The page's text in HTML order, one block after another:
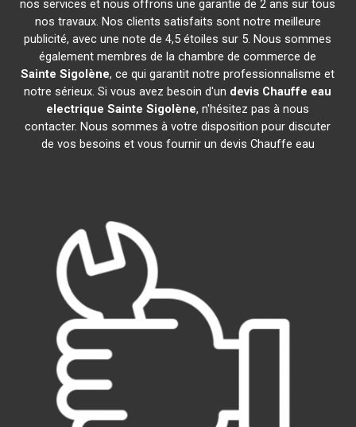
nos services et nous offrons une garantie de 2 ans sur tous
nos travaux. Nos clients satisfaits sont notre meilleure
publicité, avec une note de 4,5 étoiles sur 5. Nous sommes
également membres de la chambre de commerce de
Sainte Sigolène, ce qui garantit notre professionnalisme et
notre sérieux. Si vous avez besoin d'un devis Chauffe eau
electrique Sainte Sigolène, n'hésitez pas à nous
contacter. Nous sommes à votre disposition pour discuter
de vos besoins et vous fournir un devis Chauffe eau